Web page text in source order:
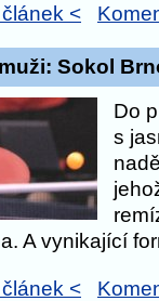
<
Sokol
Do
s
A vynikající
<